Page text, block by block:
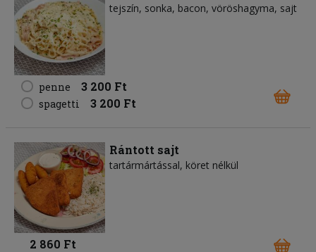
tejszín sonka bacon vöröshagyma sajt
penne 3 200 Ft
spagetti 3 200 Ft
Rántott sajt
tartármártással, köret nélkül
2 860 Ft